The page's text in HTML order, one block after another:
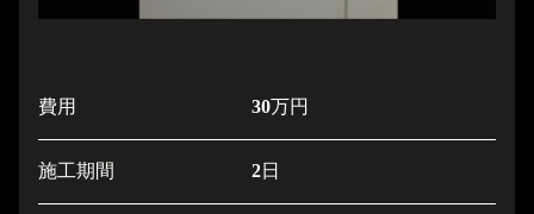
費用 30万円
施工期間 2日